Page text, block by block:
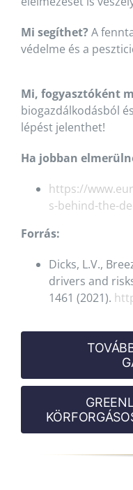
Mi segíthet? A
védelme és a
Mi, fogyasztóként
biogazdálkodásból
lépést jelenthet!
Ha jobban
https://
s-behind-the-
Forrás:
Dicks, L.V.,
drivers and
1461 (2021).